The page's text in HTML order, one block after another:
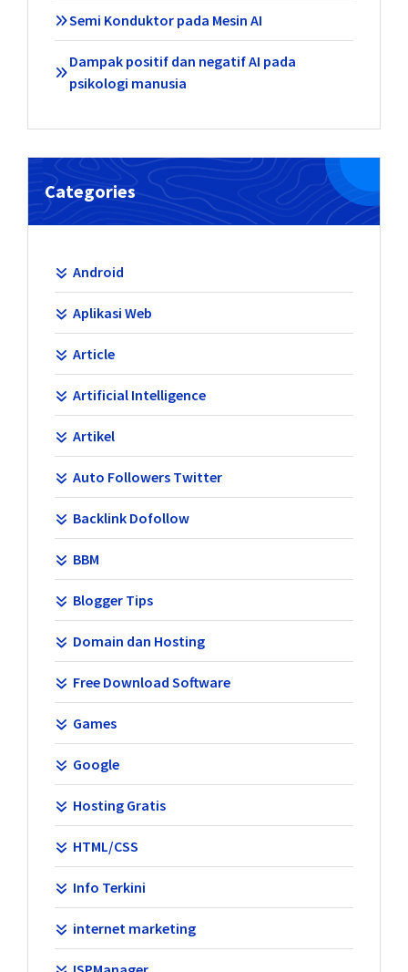
Semi Konduktor pada Mesin AI
Dampak positif dan negatif AI pada
psikologi manusia
Categories
Android
Aplikasi Web
Article
Artificial Intelligence
Artikel
Auto Followers Twitter
Backlink Dofollow
BBM
Blogger Tips
Domain dan Hosting
Free Download Software
Games
Google
Hosting Gratis
HTML/CSS
Info Terkini
internet marketing